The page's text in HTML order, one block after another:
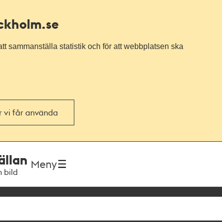
sammanställa statistik och för att webbplatsen ska
vi får använda
bild
Meny